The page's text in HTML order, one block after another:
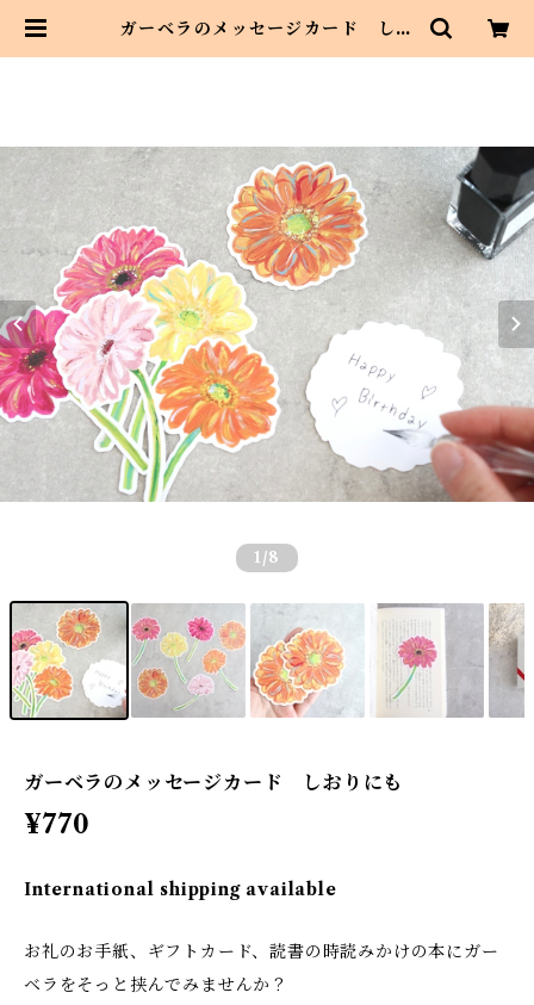
ガーベラのメッセージカード しお
1 /8
ガーベラのメッセージカード しおりにも
¥770
International shipping available
お礼のお手紙、ギフトカード、読書の時読みかけの本にガー
ベラをそっと挟んでみませんか？